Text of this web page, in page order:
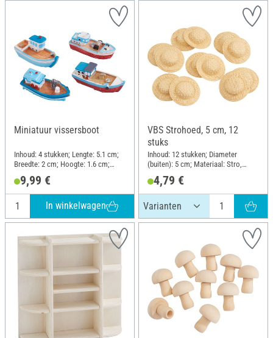
Miniatuur vissersboot
Inhoud: 4 stukken; Lengte: 5.1 cm;
Breedte: 2 cm; Hoogte: 1.6 cm;
9,99 €
In winkelwagen
VBS Strohoed, 5 cm, 12
stuks
Inhoud: 12 stukken; Diameter
(buiten): 5 cm; Materiaal: Stro,
4,79 €